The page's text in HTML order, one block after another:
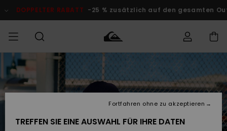
Produktinformation
DOPPELTER RABATT -25 % zusätzlich auf den gesamten
MÄNNER Kleidung
Accessoires
Kleidung
Accessoires
FRAUEN
Shop
Brandneu
Surf Shop
Männer
Kinder
Snow Shop
Männer
Snow Shop
Kinder
Outlet
Herren
KINDER
Auf meine
Bestellung
zugreifen
TREFFEN SIE EINE AUSWAHL FÜR IHRE DATEN
Fortfahren ohne zu akzeptieren